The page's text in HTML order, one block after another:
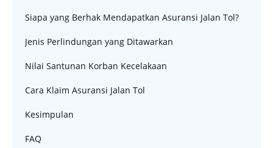
Siapa yang Berhak Mendapatkan Asuransi Jalan Tol?
Jenis Perlindungan yang Ditawarkan
Nilai Santunan Korban Kecelakaan
Cara Klaim Asuransi Jalan Tol
Kesimpulan
FAQ